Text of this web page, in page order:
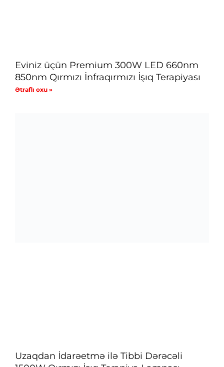
Eviniz üçün Premium 300W LED 660nm
850nm Qırmızı İnfraqırmızı İşıq Terapiyası
Ətraflı oxu »
Uzaqdan İdarəetmə ilə Tibbi Dərəcəli